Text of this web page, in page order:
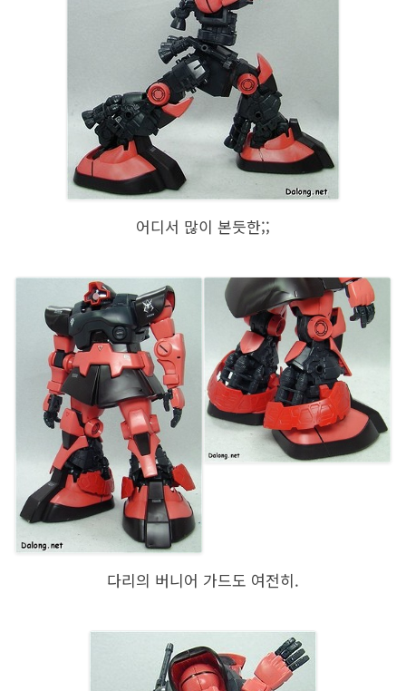
어디서 많이 본듯한;;
다리의 버니어 가드도 여전히.